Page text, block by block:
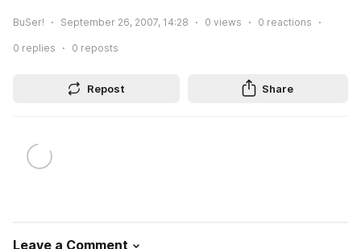
BuSer! September 26, 2007, 14:28 0 views 0 reactions
0 replies 0 reposts
Repost Share
Leave a Comment